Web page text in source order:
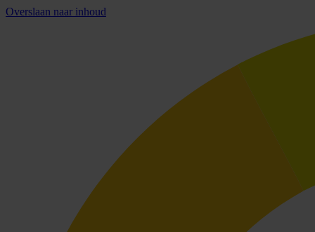
Overslaan naar inhoud